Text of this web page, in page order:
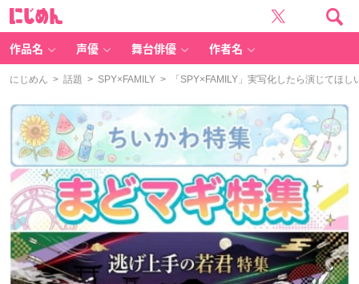
作品名 声優 舞台俳優 作者名
にじめん > 話題 > SPY×FAMILY > 「SPY×FAMILY」実写化したら演じてほし